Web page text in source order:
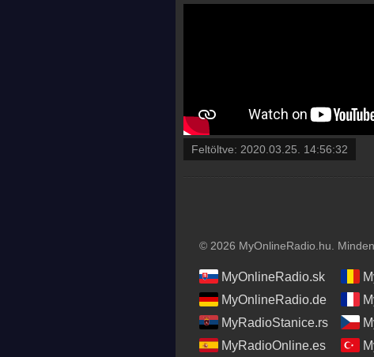
Feltöltve: 2020.03.25. 14:56:32
© 2026 MyOnlineRadio.hu.
MyOnlineRadio.sk
MyOnlineRadio.de
MyRadioStanice.rs
MyRadioOnline.es